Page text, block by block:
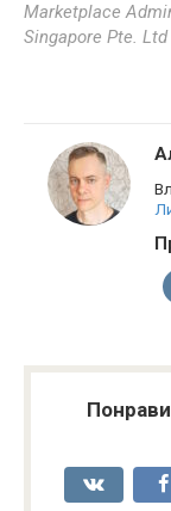
Marketplace
Singapore Pte.